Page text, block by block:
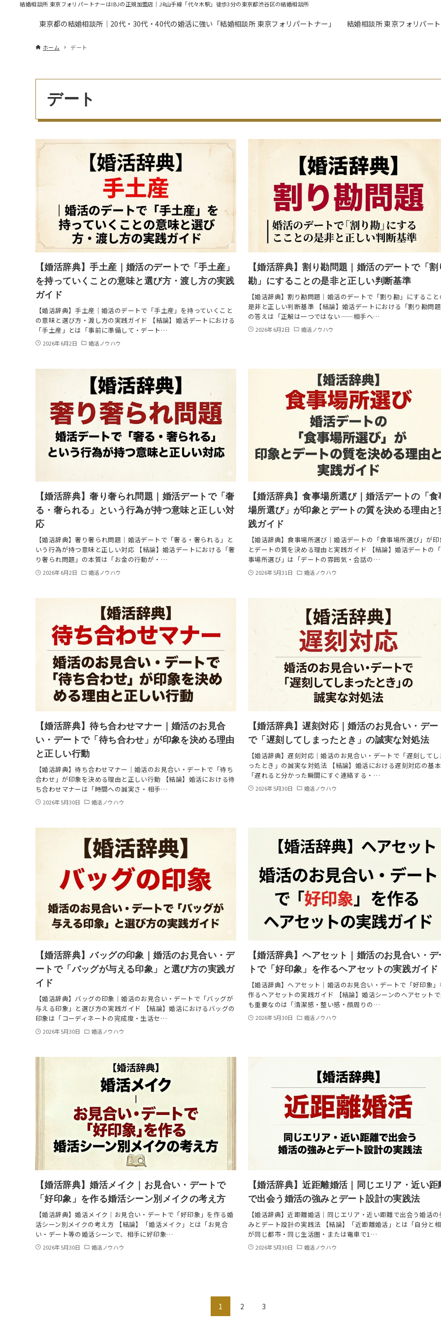
結婚相談所 東京フォリパートナーはIBJの正規加盟店｜JR山手線「代々木駅」徒歩3分の東京都渋谷区の結婚相談所
東京都の結婚相談所｜20代・30代・40代の婚活に強い「結婚相談所 東京フォリパートナー」 結婚相談所 東京フォリパー
ホーム デート
デート
【婚活辞典】手土産｜婚活のデートで「手土産」
を持っていくことの意味と選び方・渡し方の実践
ガイド
【婚活辞典】手土産｜婚活のデートで「手土産」を持っていくこと
の意味と選び方・渡し方の実践ガイド 【結論】婚活デートにおける
「手土産」とは「事前に準備して・デート…
2026年6月2日 婚活ノウハウ
【婚活辞典】割り勘問題｜婚活のデートで「割
勘」にすることの是非と正しい判断基準
【婚活辞典】割り勘問題｜婚活のデートで「割り勘」にすること
是非と正しい判断基準 【結論】婚活デートにおける「割り勘問題
の答えは「正解は一つではない——相手へ…
2026年6月2日 婚活ノウハウ
【婚活辞典】奢り奢られ問題｜婚活デートで「奢
る・奢られる」という行為が持つ意味と正しい対
応
【婚活辞典】奢り奢られ問題｜婚活デートで「奢る・奢られる」と
いう行為が持つ意味と正しい対応 【結論】婚活デートにおける「奢
り奢られ問題」の本質は「お金の行動が・…
2026年6月2日 婚活ノウハウ
【婚活辞典】食事場所選び｜婚活デートの「食
場所選び」が印象とデートの質を決める理由と
践ガイド
【婚活辞典】食事場所選び｜婚活デートの「食事場所選び」が印
とデートの質を決める理由と実践ガイド 【結論】婚活デートの
事場所選び」は「デートの雰囲気・会話の…
2026年5月31日 婚活ノウハウ
【婚活辞典】待ち合わせマナー｜婚活のお見合
い・デートで「待ち合わせ」が印象を決める理由
と正しい行動
【婚活辞典】待ち合わせマナー｜婚活のお見合い・デートで「待ち
合わせ」が印象を決める理由と正しい行動 【結論】婚活における待
ち合わせマナーは「時間への誠実さ・相手…
2026年5月30日 婚活ノウハウ
【婚活辞典】遅刻対応｜婚活のお見合い・デー
で「遅刻してしまったとき」の誠実な対処法
【婚活辞典】遅刻対応｜婚活のお見合い・デートで「遅刻してし
ったとき」の誠実な対処法 【結論】婚活における遅刻対応の基
「遅れると分かった瞬間にすぐ連絡する・…
2026年5月30日 婚活ノウハウ
【婚活辞典】バッグの印象｜婚活のお見合い・デ
ートで「バッグが与える印象」と選び方の実践ガ
イド
【婚活辞典】バッグの印象｜婚活のお見合い・デートで「バッグが
与える印象」と選び方の実践ガイド 【結論】婚活におけるバッグの
印象は「コーディネートの完成度・生活セ…
2026年5月30日 婚活ノウハウ
【婚活辞典】ヘアセット｜婚活のお見合い・デ
トで「好印象」を作るヘアセットの実践ガイド
【婚活辞典】ヘアセット｜婚活のお見合い・デートで「好印象」
作るヘアセットの実践ガイド 【結論】婚活シーンのヘアセット
も重要なのは「清潔感・整い感・顔周りの…
2026年5月30日 婚活ノウハウ
【婚活辞典】婚活メイク｜お見合い・デートで
「好印象」を作る婚活シーン別メイクの考え方
【婚活辞典】婚活メイク｜お見合い・デートで「好印象」を作る婚
活シーン別メイクの考え方 【結論】「婚活メイク」とは「お見合
い・デート等の婚活シーンで、相手に好印象…
2026年5月30日 婚活ノウハウ
【婚活辞典】近距離婚活｜同じエリア・近い距
で出会う婚活の強みとデート設計の実践法
【婚活辞典】近距離婚活｜同じエリア・近い距離で出会う婚活の
みとデート設計の実践法 【結論】「近距離婚活」とは「自分と
が同じ都市・同じ生活圏・または電車で1…
2026年5月30日 婚活ノウハウ
1 2 3